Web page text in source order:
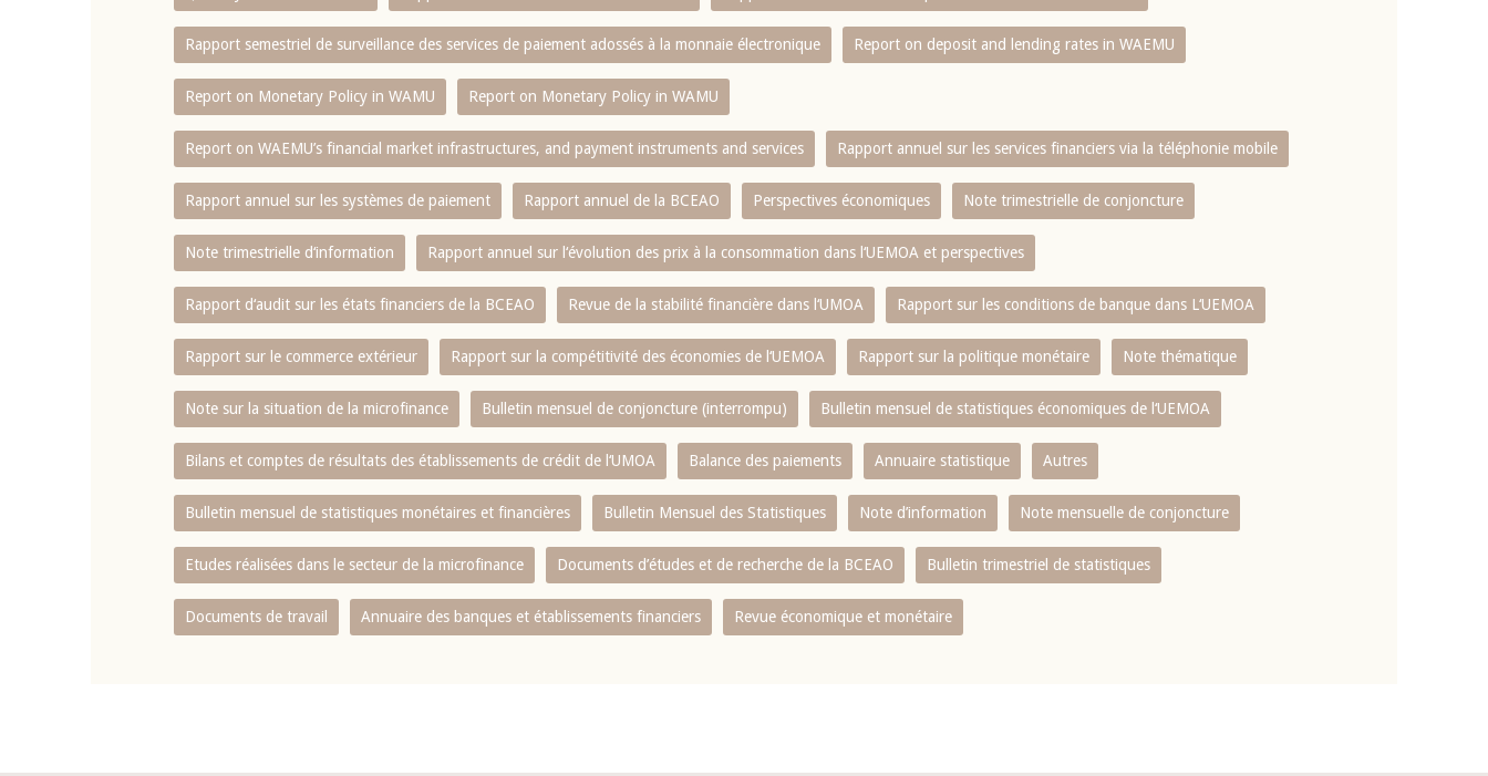
Rapport semestriel de surveillance des services de paiement adossés à la monnaie électronique Report on deposit and lending rates in WAEMU
Report on Monetary Policy in WAMU Report on Monetary Policy in WAMU
Report on WAEMU’s financial market infrastructures, and payment instruments and services Rapport annuel sur les services financiers via la téléphonie mobile
Rapport annuel sur les systèmes de paiement Rapport annuel de la BCEAO Perspectives économiques Note trimestrielle de conjoncture
Note trimestrielle d‘information Rapport annuel sur l‘évolution des prix à la consommation dans l‘UEMOA et perspectives
Rapport d‘audit sur les états financiers de la BCEAO Revue de la stabilité financière dans l‘UMOA Rapport sur les conditions de banque dans L‘UEMOA
Rapport sur le commerce extérieur Rapport sur la compétitivité des économies de l‘UEMOA Rapport sur la politique monétaire Note thématique
Note sur la situation de la microfinance Bulletin mensuel de conjoncture (interrompu) Bulletin mensuel de statistiques économiques de l‘UEMOA
Bilans et comptes de résultats des établissements de crédit de l‘UMOA Balance des paiements Annuaire statistique Autres
Bulletin mensuel de statistiques monétaires et financières Bulletin Mensuel des Statistiques Note d’information Note mensuelle de conjoncture
Etudes réalisées dans le secteur de la microfinance Documents d’études et de recherche de la BCEAO Bulletin trimestriel de statistiques
Documents de travail Annuaire des banques et établissements financiers Revue économique et monétaire